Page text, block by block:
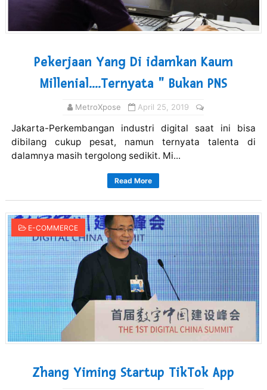
Pekerjaan Yang Di idamkan Kaum
Millenial....Ternyata " Bukan PNS
MetroXpose April 25, 2019
Jakarta-Perkembangan industri digital saat ini bisa
dibilang cukup pesat, namun ternyata talenta di
dalamnya masih tergolong sedikit. Mi...
Read More
E-COMMERCE
Zhang Yiming Startup TikTok App